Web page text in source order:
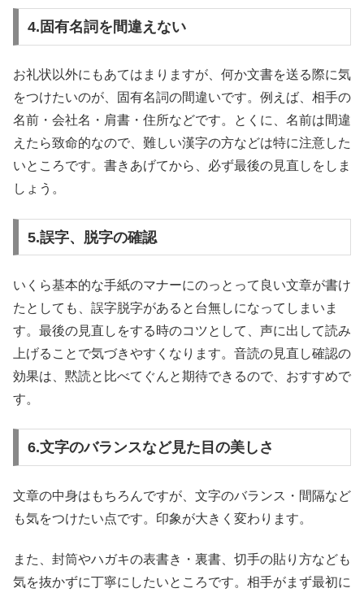
4.固有名詞を間違えない
お礼状以外にもあてはまりますが、何か文書を送る際に気
をつけたいのが、固有名詞の間違いです。例えば、相手の
名前・会社名・肩書・住所などです。とくに、名前は間違
えたら致命的なので、難しい漢字の方などは特に注意した
いところです。書きあげてから、必ず最後の見直しをしま
しょう。
5.誤字、脱字の確認
いくら基本的な手紙のマナーにのっとって良い文章が書け
たとしても、誤字脱字があると台無しになってしまいま
す。最後の見直しをする時のコツとして、声に出して読み
上げることで気づきやすくなります。音読の見直し確認の
効果は、黙読と比べてぐんと期待できるので、おすすめで
す。
6.文字のバランスなど見た目の美しさ
文章の中身はもちろんですが、文字のバランス・間隔など
も気をつけたい点です。印象が大きく変わります。
また、封筒やハガキの表書き・裏書、切手の貼り方なども
気を抜かずに丁寧にしたいところです。相手がまず最初に